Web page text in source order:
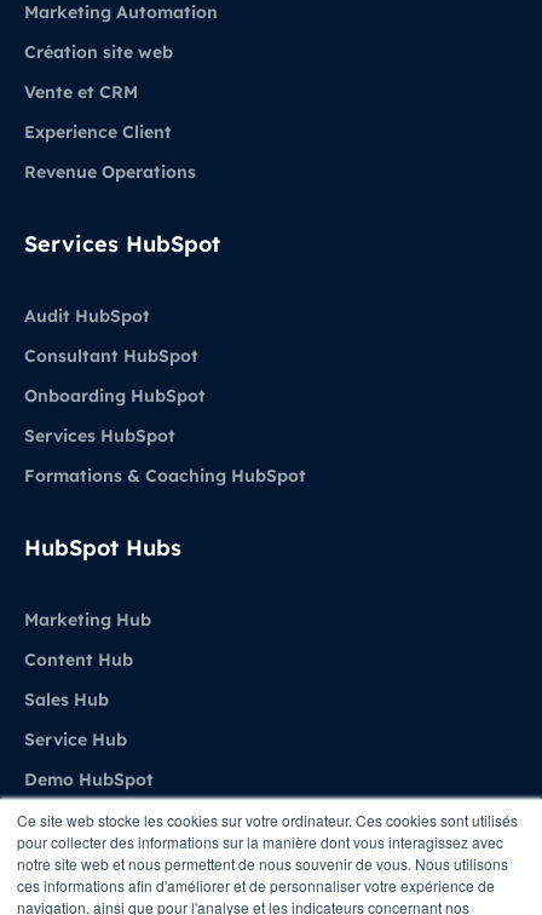
Ce site web stocke les cookies sur votre ordinateur. Ces cookies sont utilisés
pour collecter des informations sur la manière dont vous interagissez avec
notre site web et nous permettent de nous souvenir de vous. Nous utilisons
ces informations afin d'améliorer et de personnaliser votre expérience de
navigation, ainsi que pour l'analyse et les indicateurs concernant nos
Marketing Automation
Création site web
Vente et CRM
Experience Client
Revenue Operations
Services HubSpot
Audit HubSpot
Consultant HubSpot
Onboarding HubSpot
Services HubSpot
Formations & Coaching HubSpot
HubSpot Hubs
Marketing Hub
Content Hub
Sales Hub
Service Hub
Demo HubSpot
Agence